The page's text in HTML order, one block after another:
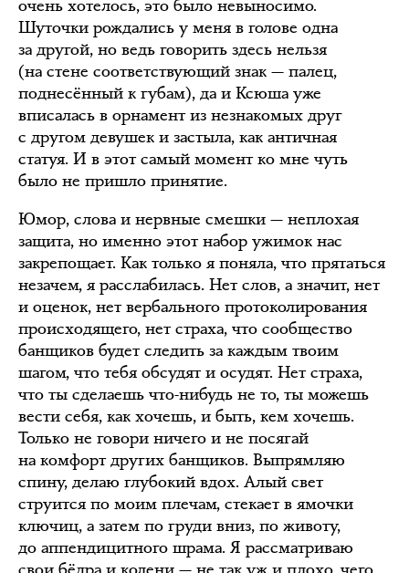
очень хотелось, это было невыносимо.
Шуточки рождались у меня в голове одна
за другой, но ведь говорить здесь нельзя
(на стене соответствующий знак — палец,
поднесённый к губам), да и Ксюша уже
вписалась в орнамент из незнакомых друг
с другом девушек и застыла, как античная
статуя. И в этот самый момент ко мне чуть
было не пришло принятие.
Юмор, слова и нервные смешки — неплохая
защита, но именно этот набор ужимок нас
закрепощает. Как только я поняла, что прятаться
незачем, я расслабилась. Нет слов, а значит, нет
и оценок, нет вербального протоколирования
происходящего, нет страха, что сообщество
банщиков будет следить за каждым твоим
шагом, что тебя обсудят и осудят. Нет страха,
что ты сделаешь что-нибудь не то, ты можешь
вести себя, как хочешь, и быть, кем хочешь.
Только не говори ничего и не посягай
на комфорт других банщиков. Выпрямляю
спину, делаю глубокий вдох. Алый свет
струится по моим плечам, стекает в ямочки
ключиц, а затем по груди вниз, по животу,
до аппендицитного шрама. Я рассматриваю